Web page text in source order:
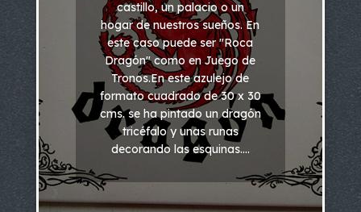
castillo, un palacio o un
hogar de nuestros sueños. En
este caso puede ser "Roca
Dragón" como en Juego de
Tronos.En este azulejo de
formato cuadrado de 30 x 30
cms. se ha pintado un dragón
tricéfalo y unas runas
decorando las esquinas....